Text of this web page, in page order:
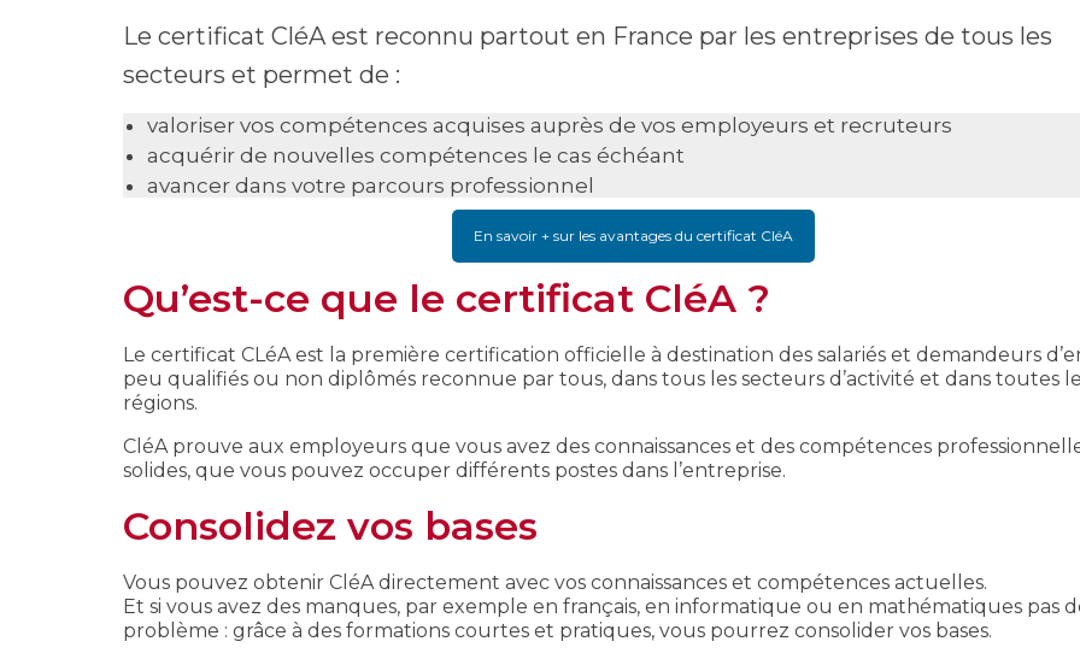
Le certificat CléA est reconnu partout en France par les entreprises de tous les
secteurs et permet de :
valoriser vos compétences acquises auprès de vos employeurs et recruteurs
acquérir de nouvelles compétences le cas échéant
avancer dans votre parcours professionnel
En savoir + sur les avantages du certificat CléA
Qu’est-ce que le certificat CléA ?
Le certificat CLéA est la première certification officielle à destination des salariés et demandeurs
peu qualifiés ou non diplômés reconnue par tous, dans tous les secteurs d’activité et dans toutes
régions.
CléA prouve aux employeurs que vous avez des connaissances et des compétences
solides, que vous pouvez occuper différents postes dans l’entreprise.
Consolidez vos bases
Vous pouvez obtenir CléA directement avec vos connaissances et compétences actuelles.
Et si vous avez des manques, par exemple en français, en informatique ou en mathématiques pas
problème : grâce à des formations courtes et pratiques, vous pourrez consolider vos bases.